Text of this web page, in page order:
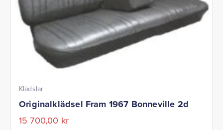
Klädslar
Originalklädsel Fram 1967 Bonneville 2d
15 700,00 kr